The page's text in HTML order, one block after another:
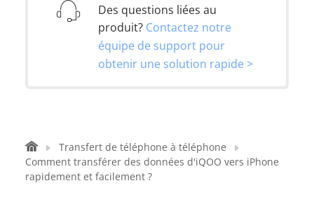
Des questions liées au
produit? Contactez notre
équipe de support pour
obtenir une solution rapide >
Transfert de téléphone à téléphone
Comment transférer des données d'iQOO vers iPhone
rapidement et facilement ?